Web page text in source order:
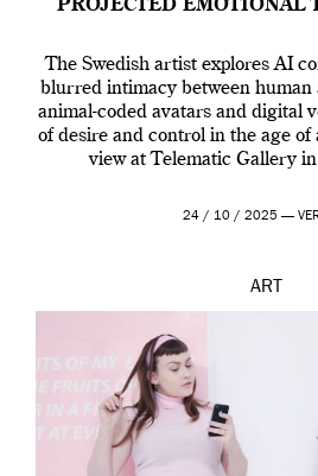
PROJECTED EMOTIONAL
The Swedish artist explores AI
blurred intimacy between
animal-coded avatars and digital
of desire and control in the age
view at Telematic Gallery
24 / 10 / 2025 —
ART